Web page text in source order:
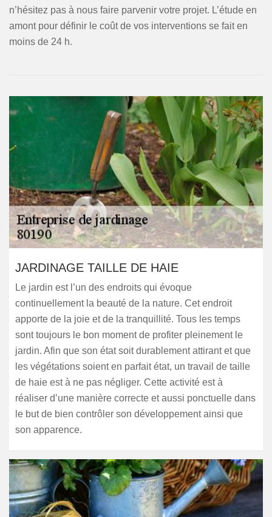
n’hésitez pas à nous faire parvenir votre projet. L’étude en
amont pour définir le coût de vos interventions se fait en
moins de 24 h.
JARDINAGE TAILLE DE HAIE
Le jardin est l’un des endroits qui évoque
continuellement la beauté de la nature. Cet endroit
apporte de la joie et de la tranquillité. Tous les temps
sont toujours le bon moment de profiter pleinement le
jardin. Afin que son état soit durablement attirant et que
les végétations soient en parfait état, un travail de taille
de haie est à ne pas négliger. Cette activité est à
réaliser d’une manière correcte et aussi ponctuelle dans
le but de bien contrôler son développement ainsi que
son apparence.